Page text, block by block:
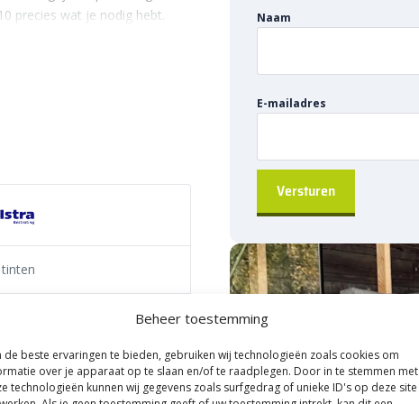
Beheer toestemming
de beste ervaringen te bieden, gebruiken wij technologieën zoals cookies om
over je apparaat op te slaan en/of te raadplegen. Door in te stemmen met
technologieën kunnen wij gegevens zoals surfgedrag of unieke ID's op deze site
precies wat je nodig hebt.
een rechte hoek met elkaar te
Zo kun je de richting van het
aansluiten op jouw
perfect aan op de grijze
en strak afgewerkt.
speel je flexibel in op de
zonder ingewikkelde
dat precies aansluit op jouw
grijs hoekstuk
Naam
E-mailadres